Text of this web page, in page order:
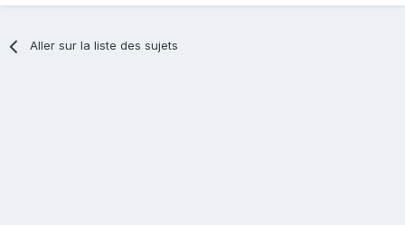
Aller sur la liste des sujets